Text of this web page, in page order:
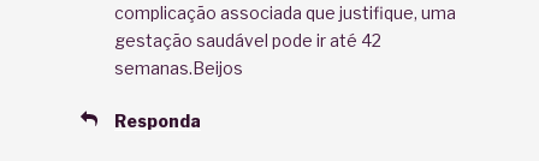
complicação associada que justifique, uma
gestação saudável pode ir até 42
semanas.Beijos
Responda